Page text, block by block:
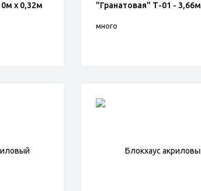
х 0,32м
"Гранатовая" Т-01 - 3,66м
много